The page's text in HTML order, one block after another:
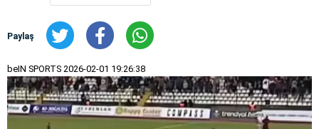
Paylaş
beIN SPORTS 2026-02-01 19:26:38